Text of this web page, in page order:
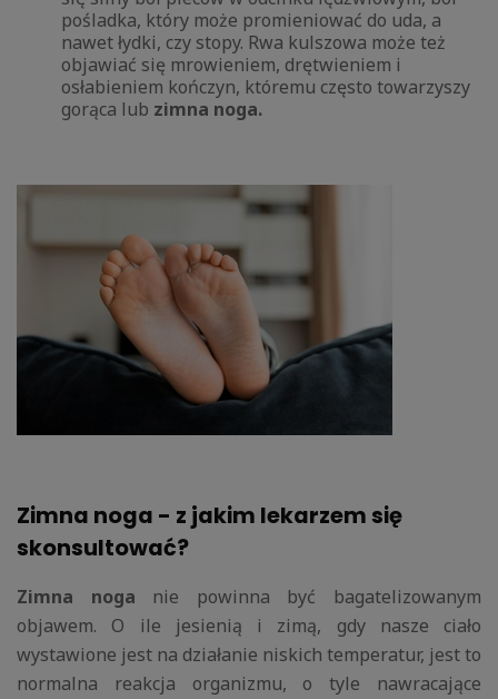
pośladka, który może promieniować do uda, a
nawet łydki, czy stopy. Rwa kulszowa może też
objawiać się mrowieniem, drętwieniem i
osłabieniem kończyn, któremu często towarzyszy
gorąca lub zimna noga.
Zimna noga - z jakim lekarzem się
skonsultować?
Zimna noga nie powinna być bagatelizowanym
objawem. O ile jesienią i zimą, gdy nasze ciało
wystawione jest na działanie niskich temperatur, jest to
normalna reakcja organizmu, o tyle nawracające